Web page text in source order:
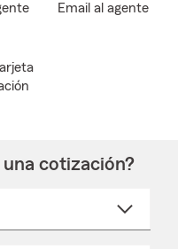
Email al agente
cotización?